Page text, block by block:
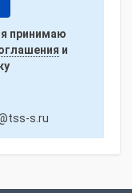
принимаю
и
s.ru